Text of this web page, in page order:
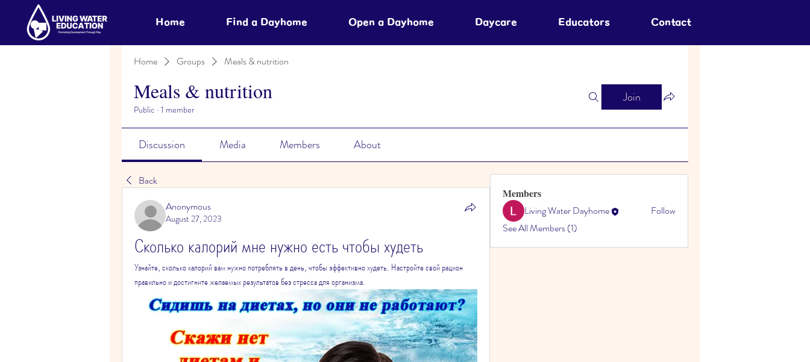
Home Find a Dayhome Open a Dayhome Daycare Educators Contact
Home Groups Meals & nutrition
Meals & nutrition
Public · 1 member
Join
Discussion Media Members About
Back
Anonymous
August 27, 2023
Сколько калорий мне нужно есть чтобы худеть
Узнайте, сколько калорий вам нужно потреблять в день, чтобы эффективно худеть. Настройте свой рацион
правильно и достигните желаемых результатов без стресса для организма.
Members
Living Water Dayhome
Follow
See All Members (1)